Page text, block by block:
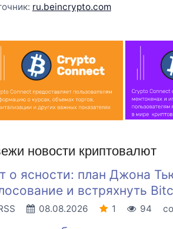
ru.beincrypto.com
новости криптовалют
о ясности: план Джона
и встряхнуть
08.08.2026 1 94